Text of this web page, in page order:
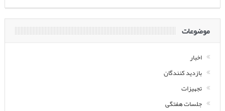
موضوعات
اخبار
بازدید کنندگان
تجهیزات
جلسات هفتگی